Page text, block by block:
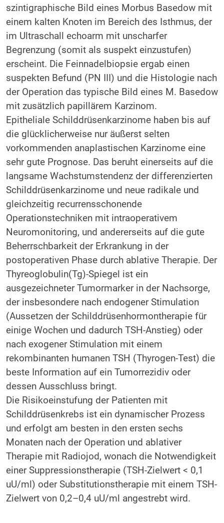
szintigraphische Bild eines Morbus Basedow mit
einem kalten Knoten im Bereich des Isthmus, der
im Ultraschall echoarm mit unscharfer
Begrenzung (somit als suspekt einzustufen)
erscheint. Die Feinnadelbiopsie ergab einen
suspekten Befund (PN III) und die Histologie nach
der Operation das typische Bild eines M. Basedow
mit zusätzlich papillärem Karzinom.
Epitheliale Schilddrüsenkarzinome haben bis auf
die glücklicherweise nur äußerst selten
vorkommenden anaplastischen Karzinome eine
sehr gute Prognose. Das beruht einerseits auf die
langsame Wachstumstendenz der differenzierten
Schilddrüsenkarzinome und neue radikale und
gleichzeitig recurrensschonende
Operationstechniken mit intraoperativem
Neuromonitoring, und andererseits auf die gute
Beherrschbarkeit der Erkrankung in der
postoperativen Phase durch ablative Therapie. Der
Thyreoglobulin(Tg)-Spiegel ist ein
ausgezeichneter Tumormarker in der Nachsorge,
der insbesondere nach endogener Stimulation
(Aussetzen der Schilddrüsenhormontherapie für
einige Wochen und dadurch TSH-Anstieg) oder
nach exogener Stimulation mit einem
rekombinanten humanen TSH (Thyrogen-Test) die
beste Information auf ein Tumorrezidiv oder
dessen Ausschluss bringt.
Die Risikoeinstufung der Patienten mit
Schilddrüsenkrebs ist ein dynamischer Prozess
und erfolgt am besten in den ersten sechs
Monaten nach der Operation und ablativer
Therapie mit Radiojod, wonach die Notwendigkeit
einer Suppressionstherapie (TSH-Zielwert < 0,1
uU/ml) oder Substitutionstherapie mit einem TSH-
Zielwert von 0,2–0,4 uU/ml angestrebt wird.